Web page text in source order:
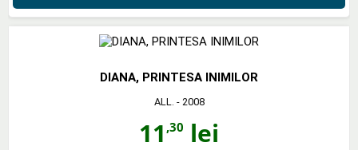
DIANA, PRINTESA INIMILOR
ALL. - 2008
11 ,30 lei